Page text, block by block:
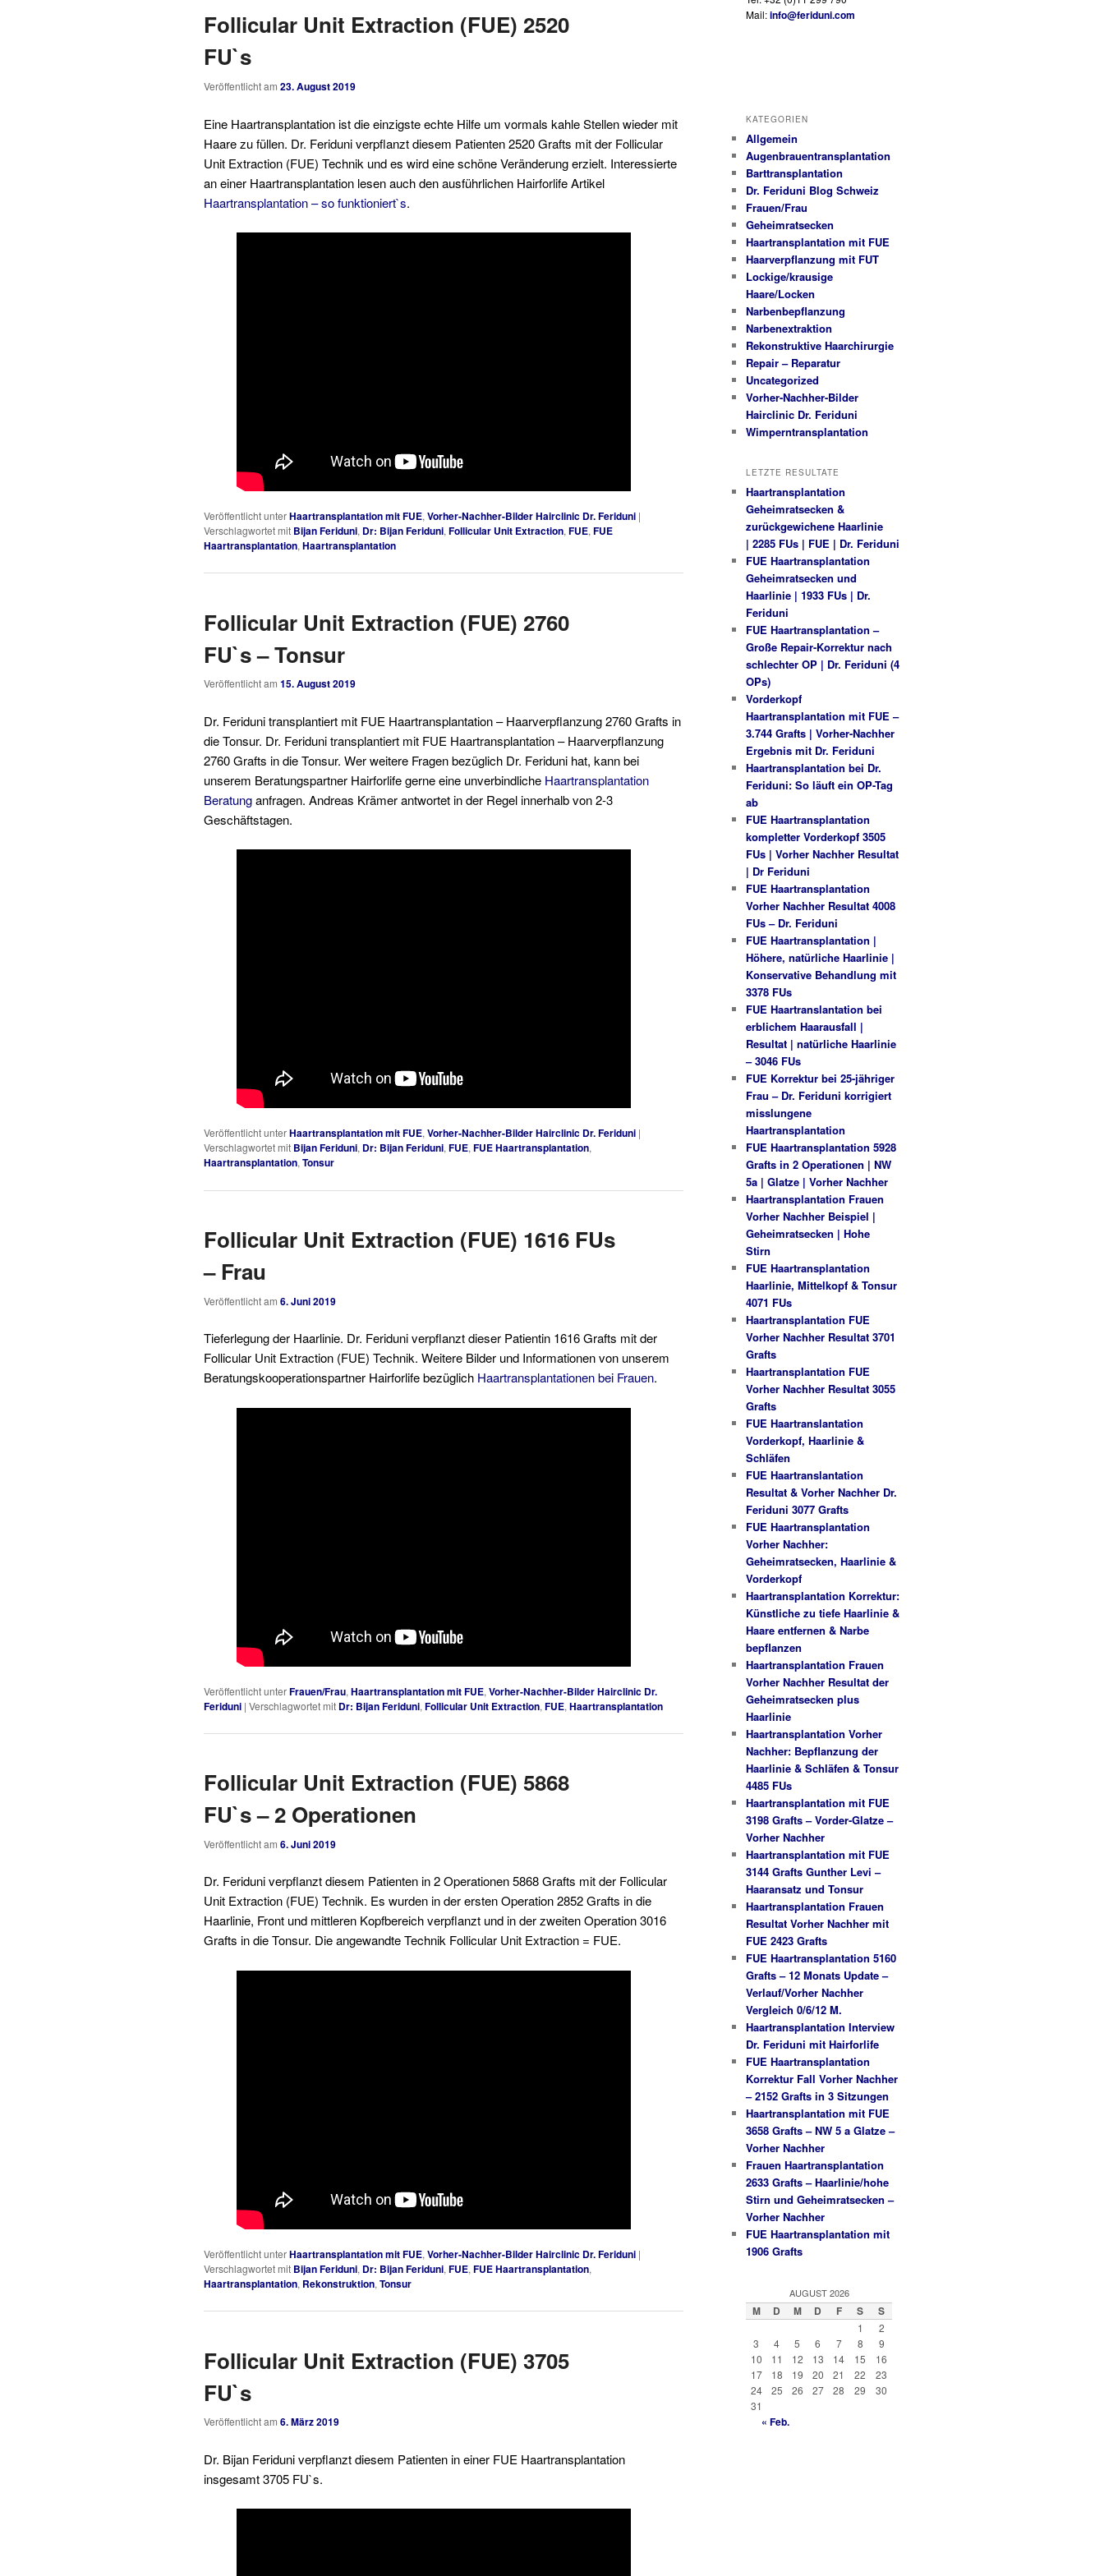
Follicular Unit Extraction (FUE) 2520
FU`s
Veröffentlicht am 23. August 2019
Eine Haartransplantation ist die einzigste echte Hilfe um vormals kahle Stellen wieder mit
Haare zu füllen. Dr. Feriduni verpflanzt diesem Patienten 2520 Grafts mit der Follicular
Unit Extraction (FUE) Technik und es wird eine schöne Veränderung erzielt. Interessierte
an einer Haartransplantation lesen auch den ausführlichen Hairforlife Artikel
Haartransplantation – so funktioniert`s.
Veröffentlicht unterHaartransplantation mit FUE, Vorher-Nachher-Bilder Hairclinic Dr. Feriduni |
Verschlagwortet mit Bijan Feriduni, Dr: Bijan Feriduni, Follicular Unit Extraction, FUE, FUE
Haartransplantation, Haartransplantation
Follicular Unit Extraction (FUE) 2760
FU`s – Tonsur
Veröffentlicht am 15. August 2019
Dr. Feriduni transplantiert mit FUE Haartransplantation – Haarverpflanzung 2760 Grafts in
die Tonsur. Dr. Feriduni transplantiert mit FUE Haartransplantation – Haarverpflanzung
2760 Grafts in die Tonsur. Wer weitere Fragen bezüglich Dr. Feriduni hat, kann bei
unserem Beratungspartner Hairforlife gerne eine unverbindliche Haartransplantation
Beratunganfragen. Andreas Krämer antwortet in der Regel innerhalb von 2-3
Geschäftstagen.
Veröffentlicht unterHaartransplantation mit FUE, Vorher-Nachher-Bilder Hairclinic Dr. Feriduni |
Verschlagwortet mit Bijan Feriduni, Dr: Bijan Feriduni, FUE, FUE Haartransplantation,
Haartransplantation, Tonsur
Follicular Unit Extraction (FUE) 1616 FUs
– Frau
Veröffentlicht am 6. Juni 2019
Tieferlegung der Haarlinie. Dr. Feriduni verpflanzt dieser Patientin 1616 Grafts mit der
Follicular Unit Extraction (FUE) Technik. Weitere Bilder und Informationen von unserem
Beratungskooperationspartner Hairforlife bezüglich Haartransplantationen bei Frauen.
Veröffentlicht unterFrauen/Frau, Haartransplantation mit FUE, Vorher-Nachher-Bilder Hairclinic Dr.
Feriduni | Verschlagwortet mit Dr: Bijan Feriduni, Follicular Unit Extraction, FUE, Haartransplantation
Follicular Unit Extraction (FUE) 5868
FU`s – 2 Operationen
Veröffentlicht am 6. Juni 2019
Dr. Feriduni verpflanzt diesem Patienten in 2 Operationen 5868 Grafts mit der Follicular
Unit Extraction (FUE) Technik. Es wurden in der ersten Operation 2852 Grafts in die
Haarlinie, Front und mittleren Kopfbereich verpflanzt und in der zweiten Operation 3016
Grafts in die Tonsur. Die angewandte Technik Follicular Unit Extraction = FUE.
Veröffentlicht unterHaartransplantation mit FUE, Vorher-Nachher-Bilder Hairclinic Dr. Feriduni |
Verschlagwortet mit Bijan Feriduni, Dr: Bijan Feriduni, FUE, FUE Haartransplantation,
Haartransplantation, Rekonstruktion, Tonsur
Follicular Unit Extraction (FUE) 3705
FU`s
Veröffentlicht am 6. März 2019
Dr. Bijan Feriduni verpflanzt diesem Patienten in einer FUE Haartransplantation
insgesamt 3705 FU`s.
Mail:info@feriduni.com
KATEGORIEN
Allgemein
Augenbrauentransplantation
Barttransplantation
Dr. Feriduni Blog Schweiz
Frauen/Frau
Geheimratsecken
Haartransplantation mit FUE
Haarverpflanzung mit FUT
Lockige/krausige
Haare/Locken
Narbenbepflanzung
Narbenextraktion
Rekonstruktive Haarchirurgie
Repair – Reparatur
Uncategorized
Vorher-Nachher-Bilder
Hairclinic Dr. Feriduni
Wimperntransplantation
LETZTE RESULTATE
Haartransplantation
Geheimratsecken &
zurückgewichene Haarlinie
| 2285 FUs | FUE | Dr. Feriduni
FUE Haartransplantation
Geheimratsecken und
Haarlinie | 1933 FUs | Dr.
Feriduni
FUE Haartransplantation –
Große Repair-Korrektur nach
schlechter OP | Dr. Feriduni (4
OPs)
Vorderkopf
Haartransplantation mit FUE –
3.744 Grafts | Vorher-Nachher
Ergebnis mit Dr. Feriduni
Haartransplantation bei Dr.
Feriduni: So läuft ein OP-Tag
ab
FUE Haartransplantation
kompletter Vorderkopf 3505
FUs | Vorher Nachher Resultat
| Dr Feriduni
FUE Haartransplantation
Vorher Nachher Resultat 4008
FUs – Dr. Feriduni
FUE Haartransplantation |
Höhere, natürliche Haarlinie |
Konservative Behandlung mit
3378 FUs
FUE Haartranslantation bei
erblichem Haarausfall |
Resultat | natürliche Haarlinie
– 3046 FUs
FUE Korrektur bei 25-jähriger
Frau – Dr. Feriduni korrigiert
misslungene
Haartransplantation
FUE Haartransplantation 5928
Grafts in 2 Operationen | NW
5a | Glatze | Vorher Nachher
Haartransplantation Frauen
Vorher Nachher Beispiel |
Geheimratsecken | Hohe
Stirn
FUE Haartransplantation
Haarlinie, Mittelkopf & Tonsur
4071 FUs
Haartransplantation FUE
Vorher Nachher Resultat 3701
Grafts
Haartransplantation FUE
Vorher Nachher Resultat 3055
Grafts
FUE Haartranslantation
Vorderkopf, Haarlinie &
Schläfen
FUE Haartranslantation
Resultat & Vorher Nachher Dr.
Feriduni 3077 Grafts
FUE Haartransplantation
Vorher Nachher:
Geheimratsecken, Haarlinie &
Vorderkopf
Haartransplantation Korrektur:
Künstliche zu tiefe Haarlinie &
Haare entfernen & Narbe
bepflanzen
Haartransplantation Frauen
Vorher Nachher Resultat der
Geheimratsecken plus
Haarlinie
Haartransplantation Vorher
Nachher: Bepflanzung der
Haarlinie & Schläfen & Tonsur
4485 FUs
Haartransplantation mit FUE
3198 Grafts – Vorder-Glatze –
Vorher Nachher
Haartransplantation mit FUE
3144 Grafts Gunther Levi –
Haaransatz und Tonsur
Haartransplantation Frauen
Resultat Vorher Nachher mit
FUE 2423 Grafts
FUE Haartransplantation 5160
Grafts – 12 Monats Update –
Verlauf/Vorher Nachher
Vergleich 0/6/12 M.
Haartransplantation Interview
Dr. Feriduni mit Hairforlife
FUE Haartransplantation
Korrektur Fall Vorher Nachher
– 2152 Grafts in 3 Sitzungen
Haartransplantation mit FUE
3658 Grafts – NW 5 a Glatze –
Vorher Nachher
Frauen Haartransplantation
2633 Grafts – Haarlinie/hohe
Stirn und Geheimratsecken –
Vorher Nachher
FUE Haartransplantation mit
1906 Grafts
AUGUST 2026
M D M D F S S
1
2
3
4 5 6 7 8
9
10
11 12 13 14 15
16
17
18 19 20 21 22
23
24
25 26 27 28 29
30
31
« Feb.